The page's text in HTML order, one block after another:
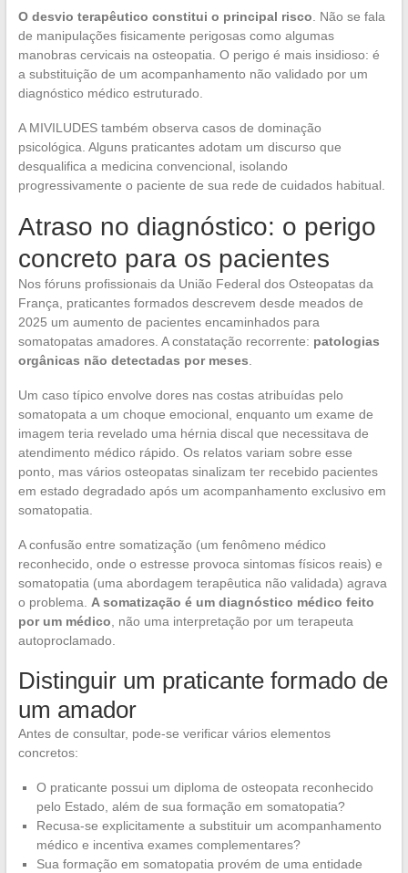
O desvio terapêutico constitui o principal risco . Não se fala
de manipulações fisicamente perigosas como algumas
manobras cervicais na osteopatia. O perigo é mais insidioso: é
a substituição de um acompanhamento não validado por um
diagnóstico médico estruturado.
A MIVILUDES também observa casos de dominação
psicológica. Alguns praticantes adotam um discurso que
desqualifica a medicina convencional, isolando
progressivamente o paciente de sua rede de cuidados habitual.
Atraso no diagnóstico: o perigo
concreto para os pacientes
Nos fóruns profissionais da União Federal dos Osteopatas da
França, praticantes formados descrevem desde meados de
2025 um aumento de pacientes encaminhados para
somatopatas amadores. A constatação recorrente: patologias
orgânicas não detectadas por meses
Um caso típico envolve dores nas costas atribuídas pelo
somatopata a um choque emocional, enquanto um exame de
imagem teria revelado uma hérnia discal que necessitava de
atendimento médico rápido. Os relatos variam sobre esse
ponto, mas vários osteopatas sinalizam ter recebido pacientes
em estado degradado após um acompanhamento exclusivo em
somatopatia.
A confusão entre somatização (um fenômeno médico
reconhecido, onde o estresse provoca sintomas físicos reais) e
somatopatia (uma abordagem terapêutica não validada) agrava
o problema. A somatização é um diagnóstico médico feito
por um médico , não uma interpretação por um terapeuta
autoproclamado.
Distinguir um praticante formado de
um amador
Antes de consultar, pode-se verificar vários elementos
concretos:
O praticante possui um diploma de osteopata reconhecido
pelo Estado, além de sua formação em somatopatia?
Recusa-se explicitamente a substituir um acompanhamento
médico e incentiva exames complementares?
Sua formação em somatopatia provém de uma entidade